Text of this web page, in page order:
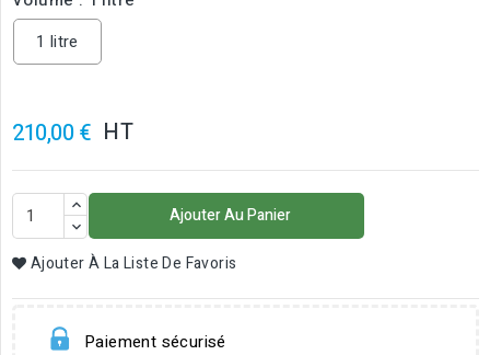
1 litre
210,00 € HT
Ajouter Au Panier
Ajouter À La Liste De Favoris
Paiement sécurisé